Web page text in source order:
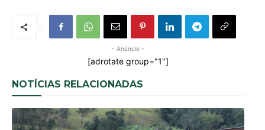
- Anúncio -
[adrotate group="1"]
NOTÍCIAS RELACIONADAS